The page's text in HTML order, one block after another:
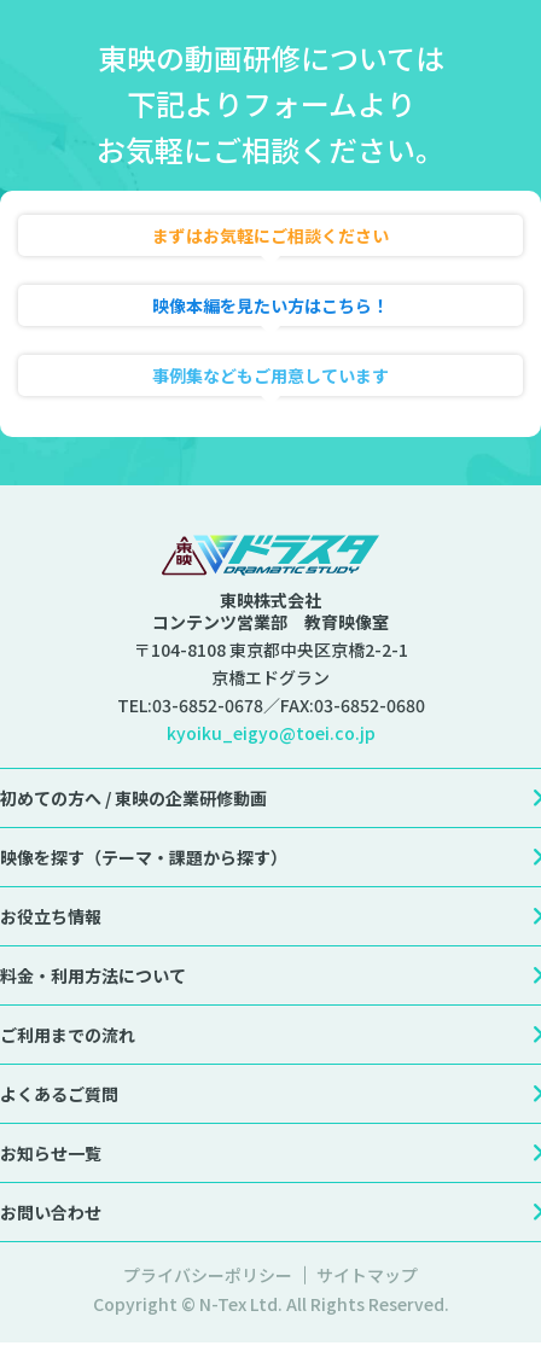
東映の動画研修については
下記よりフォームより
お気軽にご相談ください。
まずはお気軽にご相談ください
映像本編を見たい方はこちら！
事例集などもご用意しています
東映株式会社
コンテンツ営業部 教育映像室
〒104-8108 東京都中央区京橋2-2-1
京橋エドグラン
TEL:03-6852-0678／FAX:03-6852-0680
kyoiku_eigyo@toei.co.jp
初めての方へ /東映の企業研修動画
映像を探す （テーマ・課題から探す）
お役立ち情報
料金・利用方法について
ご利用までの流れ
よくあるご質問
お知らせ一覧
お問い合わせ
プライバシーポリシー
サイトマップ
Copyright © N-Tex Ltd. All Rights Reserved.